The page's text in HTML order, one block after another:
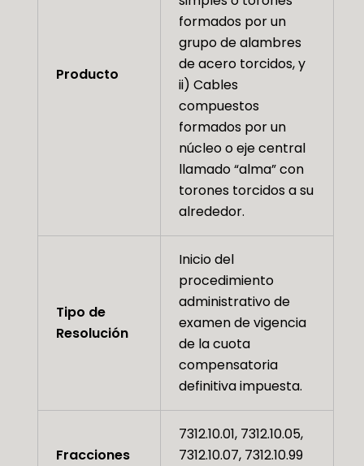
Producto
formados por un
grupo de alambres
de acero torcidos, y
ii) Cables
compuestos
formados por un
núcleo o eje central
llamado “alma” con
torones torcidos a su
alrededor.
Tipo de
Resolución
Inicio del
procedimiento
administrativo de
examen de vigencia
de la cuota
compensatoria
definitiva impuesta.
Fracciones
7312.10.01, 7312.10.05,
7312.10.07, 7312.10.99